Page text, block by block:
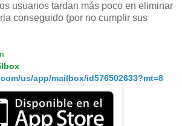
usuarios tardan más poco en eliminar
conseguido (por no cumplir sus
us/app/mailbox/id576502633?mt=8